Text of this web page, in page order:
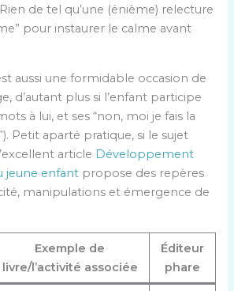
de tel qu’une (énième) relecture
pour instaurer le calme avant
aussi une formidable occasion de
d’autant plus si l’enfant participe
à lui, et ses “non, moi je fais la
Petit aparté pratique, si le sujet
article Développement
jeune enfant propose des repères
manipulations et émergence de
Exemple de
livre/l’activité associée
Éditeur
phare